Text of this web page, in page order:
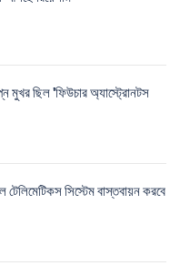
মুখর ছিল 'ফিউচার অ্যাস্ট্রোনটস
টেলিমেটিকস সিস্টেম বাস্তবায়ন করবে